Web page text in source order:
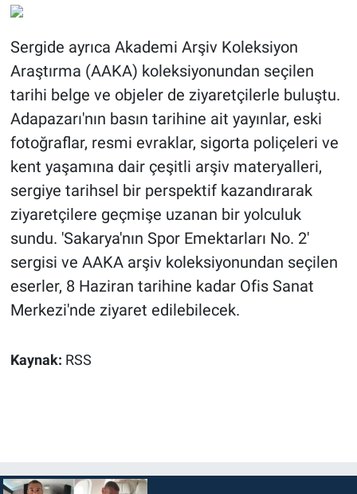
Sergide ayrıca Akademi Arşiv Koleksiyon
Araştırma (AAKA) koleksiyonundan seçilen
tarihi belge ve objeler de ziyaretçilerle buluştu.
Adapazarı'nın basın tarihine ait yayınlar, eski
fotoğraflar, resmi evraklar, sigorta poliçeleri ve
kent yaşamına dair çeşitli arşiv materyalleri,
sergiye tarihsel bir perspektif kazandırarak
ziyaretçilere geçmişe uzanan bir yolculuk
sundu. 'Sakarya'nın Spor Emektarları No. 2'
sergisi ve AAKA arşiv koleksiyonundan seçilen
eserler, 8 Haziran tarihine kadar Ofis Sanat
Merkezi'nde ziyaret edilebilecek.
Kaynak: RSS